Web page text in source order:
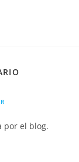
por el blog.